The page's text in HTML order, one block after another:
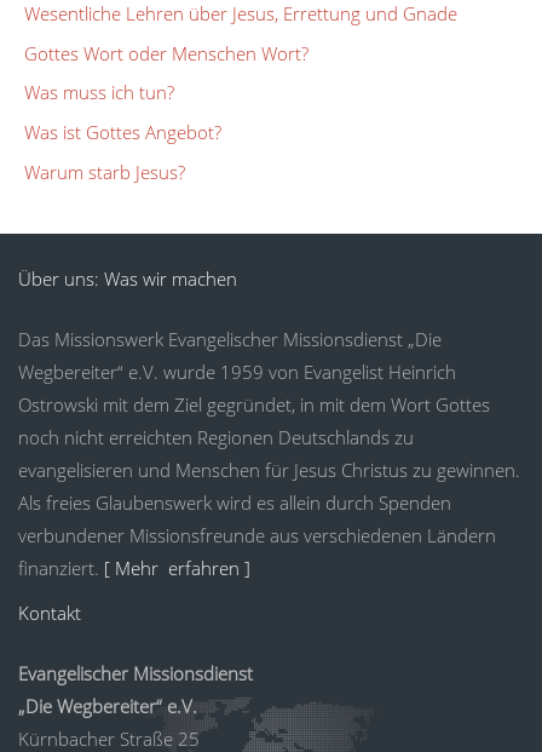
Wesentliche Lehren über Jesus, Errettung und Gnade
Gottes Wort oder Menschen Wort?
Was muss ich tun?
Was ist Gottes Angebot?
Warum starb Jesus?
Über uns: Was wir machen
Das Missionswerk Evangelischer Missionsdienst „Die
Wegbereiter“ e.V. wurde 1959 von Evangelist Heinrich
Ostrowski mit dem Ziel gegründet, in mit dem Wort Gottes
noch nicht erreichten Regionen Deutschlands zu
evangelisieren und Menschen für Jesus Christus zu gewinnen.
Als freies Glaubenswerk wird es allein durch Spenden
verbundener Missionsfreunde aus verschiedenen Ländern
finanziert. [ Mehr erfahren ]
Kontakt
Evangelischer Missionsdienst
„Die Wegbereiter“ e.V.
Kürnbacher Straße 25